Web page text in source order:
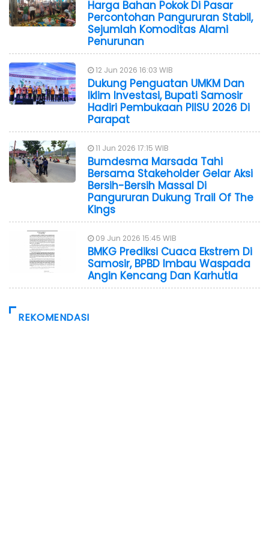
Harga Bahan Pokok Di Pasar
Percontohan Pangururan Stabil,
Sejumlah Komoditas Alami
Penurunan
12 Jun 2026 16:03 WIB
Dukung Penguatan UMKM Dan
Iklim Investasi, Bupati Samosir
Hadiri Pembukaan PIISU 2026 Di
Parapat
11 Jun 2026 17:15 WIB
Bumdesma Marsada Tahi
Bersama Stakeholder Gelar Aksi
Bersih-Bersih Massal Di
Pangururan Dukung Trail Of The
Kings
09 Jun 2026 15:45 WIB
BMKG Prediksi Cuaca Ekstrem Di
Samosir, BPBD Imbau Waspada
Angin Kencang Dan Karhutla
REKOMENDASI